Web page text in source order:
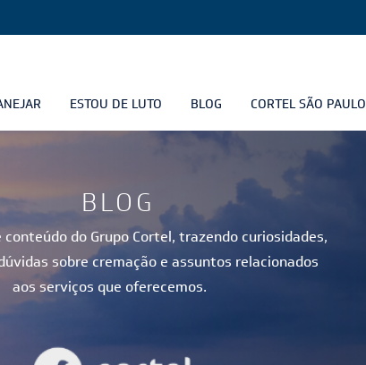
ESTOU DE LUTO BLOG CORTEL SÃO PAULO
BLOG
conteúdo do Grupo Cortel, trazendo curiosidades,
sobre cremação e assuntos relacionados
aos serviços que oferecemos.